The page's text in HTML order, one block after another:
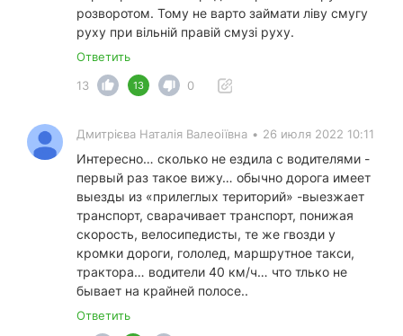
розворотом. Тому не варто займати ліву смугу
руху при вільній правій смузі руху.
Ответить
13
13 0
Дмитрієва Наталія Валеоіївна • 26 июля 2022 10:11
Интересно… сколько не ездила с водителями -
первый раз такое вижу… обычно дорога имеет
выезды из «прилеглых територий» -выезжает
транспорт, сварачивает транспорт, понижая
скорость, велосипедисты, те же гвозди у
кромки дороги, гололед, маршрутное такси,
трактора… водители 40 км/ч… что тлько не
бывает на крайней полосе..
Ответить